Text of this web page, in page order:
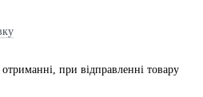
при відправленні товару